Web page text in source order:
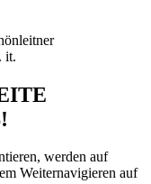
werden auf
Weiternavigieren auf